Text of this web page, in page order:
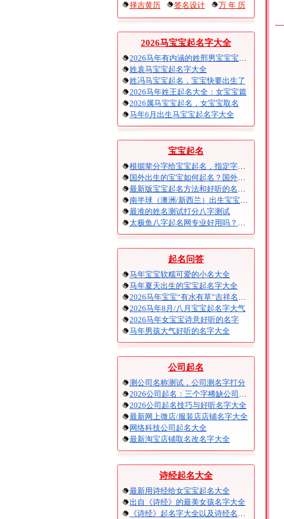
择吉黄历
签名设计 万 年 历
2026马宝宝起名字大全
2026马年有内涵的姓邢男宝宝宝起名
姓袁马宝宝起名字大全
姓冯马宝宝起名，宝宝快要出生了
2026马年姓王起名大全：女宝宝篇
2026属马宝宝起名，女宝宝取名
马年6月出生马宝宝起名字大全
宝宝起名
根据辈分字给宝宝起名，指定字宝宝起名大全
国外出生的宝宝如何起名？国外出生宝宝八字起名时间怎么算？
最新版宝宝起名方法和好听的名字精选
南半球（澳洲/新西兰）出生宝宝五行八字起名以及时间推算
最准的姓名测试打分八字测试
太极鱼八字起名网专业好用吗？太极鱼起名怎么样？
起名问答
马年宝宝软糯可爱的小名大全
马年夏天出生的宝宝起名字大全
2026马年宝宝“有水有草”吉祥名字大全
2026马年8月/八月宝宝起名字大气
2026马年女宝宝诗意好听的名字
马年男孩大气好听的名字大全
公司起名
测公司名称测试，公司测名字打分
2026公司起名：三个字稀缺公司名大全
2026公司起名技巧与好听名字大全
最新网上微店/服装店店铺名字大全
网络科技公司起名大全
最新淘宝店铺取名改名字大全
诗经起名大全
最新用诗经给女宝宝起名大全
出自《诗经》的最美女孩名字大全
《诗经》起名字大全以及诗经名句赏析